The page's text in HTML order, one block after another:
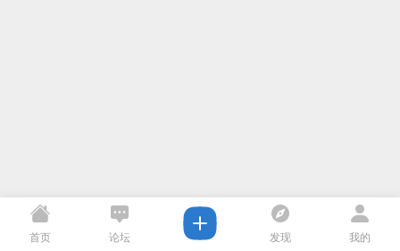
首页 论坛 发现 我的